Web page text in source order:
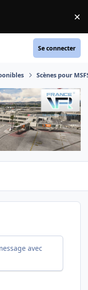
×
Se connecter
Scènes pour
avec